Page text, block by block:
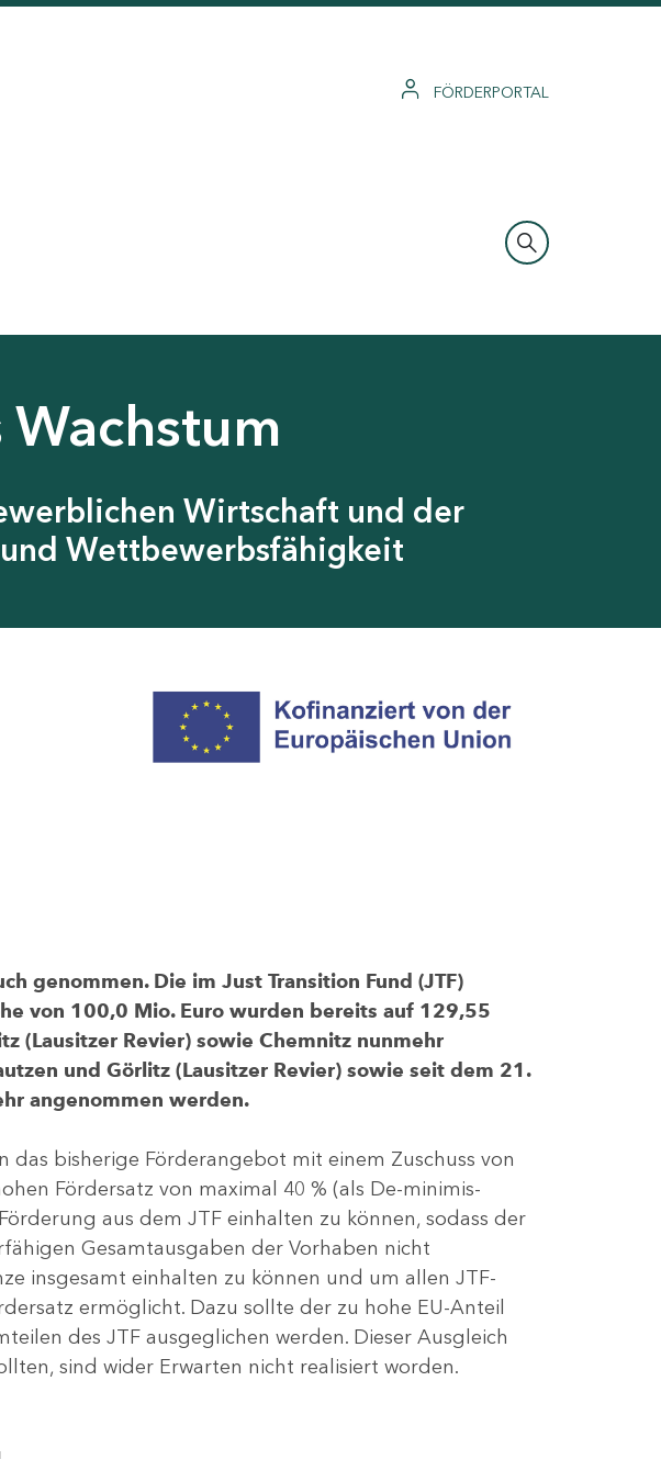
FÖRDERPORTAL
Wirtschaft und der
Wettbewerbsfähigkeit
genommen. Die im Just Transition Fund (JTF)
von 100,0 Mio. Euro wurden bereits auf 129,55
(Lausitzer Revier) sowie Chemnitz nunmehr
und Görlitz (Lausitzer Revier) sowie seit dem 21.
angenommen werden.
das bisherige Förderangebot mit einem Zuschuss von
Fördersatz von maximal 40 % (als De-minimis-
aus dem JTF einhalten zu können, sodass der
Gesamtausgaben der Vorhaben nicht
insgesamt einhalten zu können und um allen JTF-
ermöglicht. Dazu sollte der zu hohe EU-Anteil
des JTF ausgeglichen werden. Dieser Ausgleich
sind wider Erwarten nicht realisiert worden.